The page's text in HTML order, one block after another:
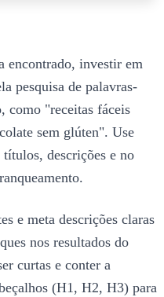
encontrado, investir em
pesquisa de palavras-
como "receitas fáceis
sem glúten". Use
títulos, descrições e no
e meta descrições claras
nos resultados do
curtas e conter a
(H1, H2, H3) para